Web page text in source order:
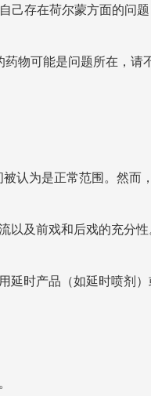
己存在荷尔蒙方面的问
物可能是问题所在，
认为是正常范围。然
及前戏和后戏的充分
时产品（如延时喷剂）